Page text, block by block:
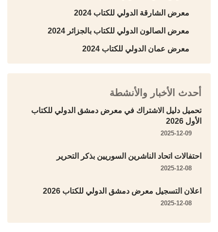
معرض الشارقة الدولي للكتاب 2024
معرض الصالون الدولي للكتاب بالجزائر 2024
معرض عمان الدولي للكتاب 2024
أحدث الأخبار والأنشطة
تحميل دليل الاشتراك في معرض دمشق الدولي للكتاب
الأول 2026
2025-12-09
احتفالات اتحاد الناشرين السوريين بذكر التحرير
2025-12-08
اعلان التسجيل معرض دمشق الدولي للكتاب 2026
2025-12-08